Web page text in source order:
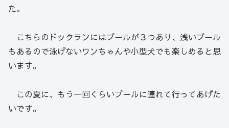
た。
こちらのドックランにはプールが３つあり、浅いプール
もあるので泳げないワンちゃんや小型犬でも楽しめると思
います。
この夏に、もう一回くらいプールに連れて行ってあげた
いです。